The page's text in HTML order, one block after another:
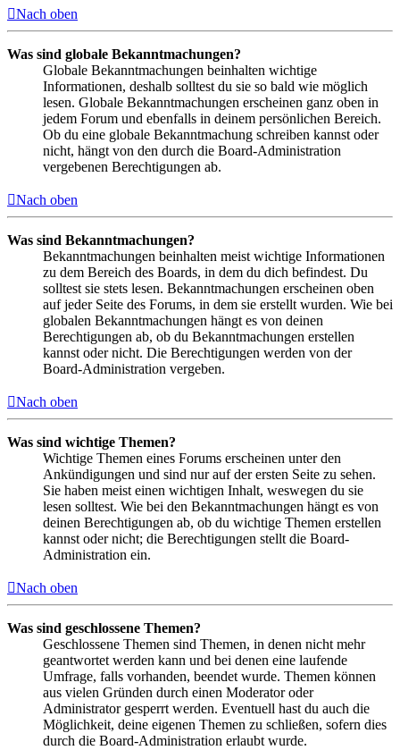
Nach oben
Was sind globale Bekanntmachungen?
Globale Bekanntmachungen beinhalten wichtige
Informationen, deshalb solltest du sie so bald wie möglich
lesen. Globale Bekanntmachungen erscheinen ganz oben in
jedem Forum und ebenfalls in deinem persönlichen Bereich.
Ob du eine globale Bekanntmachung schreiben kannst oder
nicht, hängt von den durch die Board-Administration
vergebenen Berechtigungen ab.
Nach oben
Was sind Bekanntmachungen?
Bekanntmachungen beinhalten meist wichtige Informationen
zu dem Bereich des Boards, in dem du dich befindest. Du
solltest sie stets lesen. Bekanntmachungen erscheinen oben
auf jeder Seite des Forums, in dem sie erstellt wurden. Wie bei
globalen Bekanntmachungen hängt es von deinen
Berechtigungen ab, ob du Bekanntmachungen erstellen
kannst oder nicht. Die Berechtigungen werden von der
Board-Administration vergeben.
Nach oben
Was sind wichtige Themen?
Wichtige Themen eines Forums erscheinen unter den
Ankündigungen und sind nur auf der ersten Seite zu sehen.
Sie haben meist einen wichtigen Inhalt, weswegen du sie
lesen solltest. Wie bei den Bekanntmachungen hängt es von
deinen Berechtigungen ab, ob du wichtige Themen erstellen
kannst oder nicht; die Berechtigungen stellt die Board-
Administration ein.
Nach oben
Was sind geschlossene Themen?
Geschlossene Themen sind Themen, in denen nicht mehr
geantwortet werden kann und bei denen eine laufende
Umfrage, falls vorhanden, beendet wurde. Themen können
aus vielen Gründen durch einen Moderator oder
Administrator gesperrt werden. Eventuell hast du auch die
Möglichkeit, deine eigenen Themen zu schließen, sofern dies
durch die Board-Administration erlaubt wurde.